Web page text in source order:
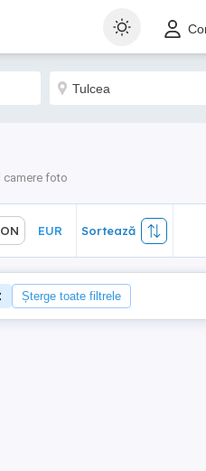
camere foto
Sortează
EUR Sortează
Șterge toate filtrele